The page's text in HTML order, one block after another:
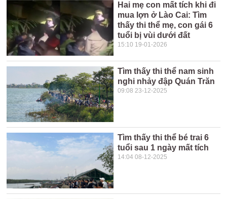
Hai mẹ con mất tích khi đi
mua lợn ở Lào Cai: Tìm
thấy thi thể mẹ, con gái 6
tuổi bị vùi dưới đất
15:10 19-01-2026
Tìm thấy thi thể nam sinh
nghi nhảy đập Quán Trăn
09:08 23-12-2025
Tìm thấy thi thể bé trai 6
tuổi sau 1 ngày mất tích
14:04 08-12-2025